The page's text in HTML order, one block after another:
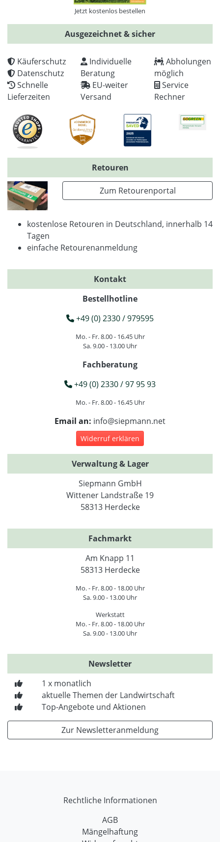
Jetzt kostenlos bestellen
Ausgezeichnet & sicher
Käuferschutz
Datenschutz
Schnelle
Lieferzeiten
Individuelle
Beratung
EU-weiter
Versand
Abholungen
möglich
Service
Rechner
Retouren
Zum Retourenportal
kostenlose Retouren in Deutschland, innerhalb 14
Tagen
einfache Retourenanmeldung
Kontakt
Bestellhotline
+49 (0) 2330 / 979595
Mo. - Fr. 8.00 - 16.45 Uhr
Sa. 9.00 - 13.00 Uhr
Fachberatung
+49 (0) 2330 / 97 95 93
Mo. - Fr. 8.00 - 16.45 Uhr
Email an: info@siepmann.net
Widerruf erklären
Verwaltung & Lager
Siepmann GmbH
Wittener Landstraße 19
58313 Herdecke
Fachmarkt
Am Knapp 11
58313 Herdecke
Mo. - Fr. 8.00 - 18.00 Uhr
Sa. 9.00 - 13.00 Uhr
Werkstatt
Mo. - Fr. 8.00 - 18.00 Uhr
Sa. 9.00 - 13.00 Uhr
Newsletter
1 x monatlich
aktuelle Themen der Landwirtschaft
Top-Angebote und Aktionen
Zur Newsletteranmeldung
Rechtliche Informationen
AGB
Mängelhaftung